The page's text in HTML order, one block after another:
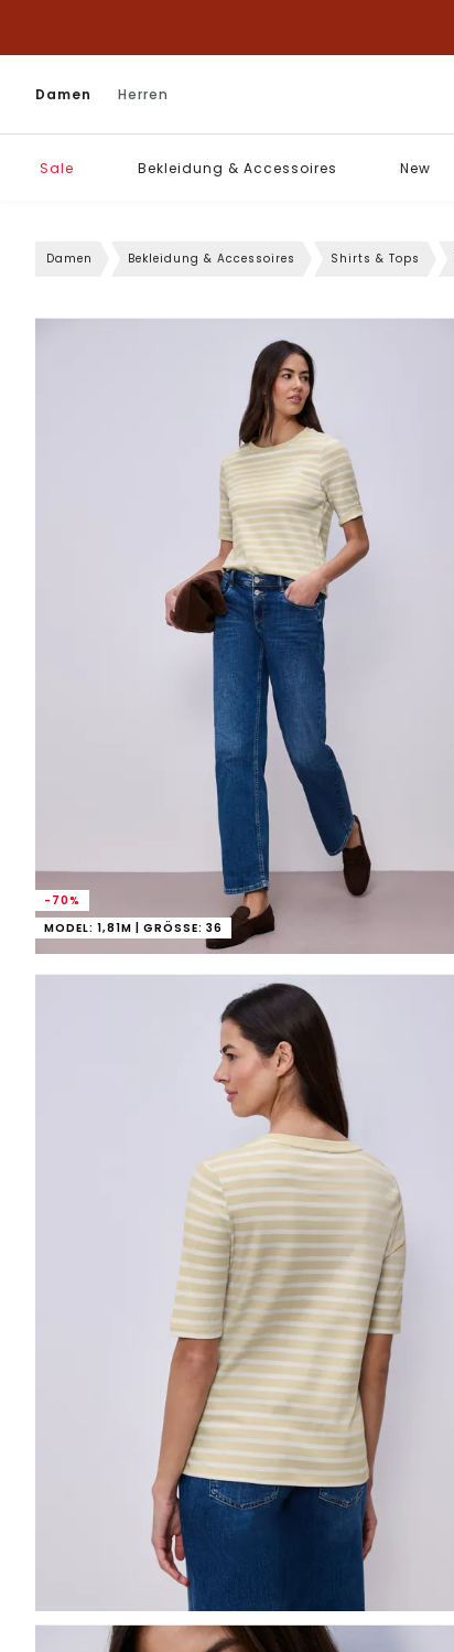
Damen Herren
Sale Bekleidung & Accessoires New
Damen Bekleidung & Accessoires Shirts & Tops
-70%
MODEL: 1,81M | GRÖSSE: 36